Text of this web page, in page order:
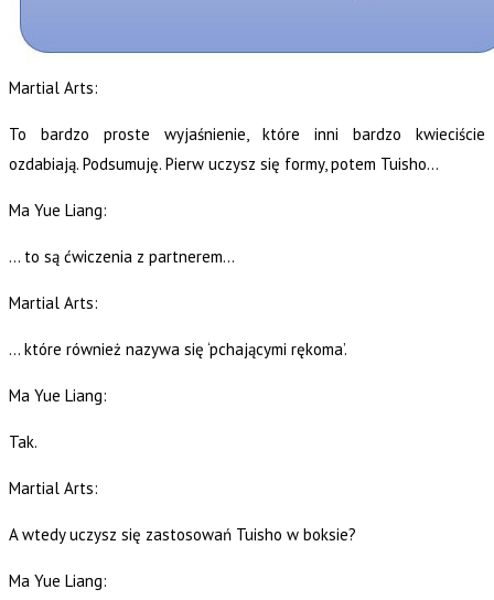
Martial Arts:
To bardzo proste wyjaśnienie, które inni bardzo kwieciście
ozdabiają. Podsumuję. Pierw uczysz się formy, potem Tuisho…
Ma Yue Liang:
… to są ćwiczenia z partnerem…
Martial Arts:
… które również nazywa się ‘pchającymi rękoma’.
Ma Yue Liang:
Tak.
Martial Arts:
A wtedy uczysz się zastosowań Tuisho w boksie?
Ma Yue Liang: